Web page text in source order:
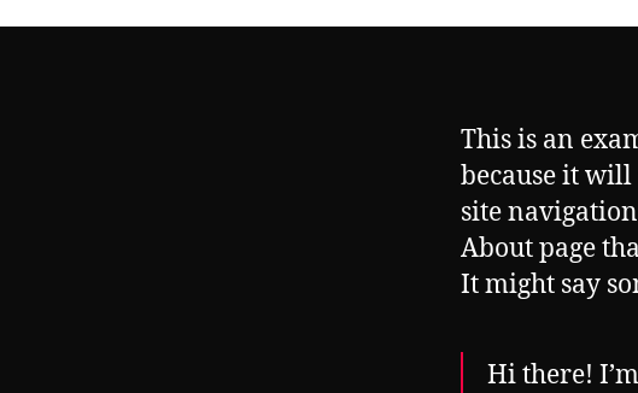
This is an
because it
site
About page
It might say
Hi there!